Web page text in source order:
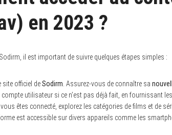
en 2023 ?
il est important de suivre quelques étapes simples :
site officiel deSodirm. Assurez-vous de connaître sa
compte utilisateur si ce n’est pas déjà fait, en fournissant
êtes connecté, explorez les catégories de films et de
est accessible sur divers appareils comme les